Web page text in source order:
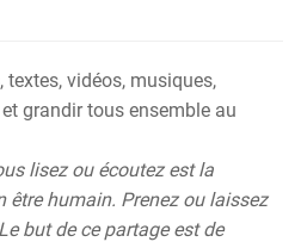
vidéos, musiques,
grandir tous ensemble au
lisez ou écoutez est la
être humain. Prenez ou laissez
but de ce partage est de